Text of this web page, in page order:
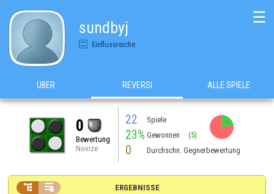
sundbyj
Einflussreiche
☰
ÜBER REVERSI ALLE SPIELE
0
Bewertung
Novize
22 Spiele
23% Gewonnen (5)
0 Durchschn. Gegnerbewertung
ERGEBNISSE
 